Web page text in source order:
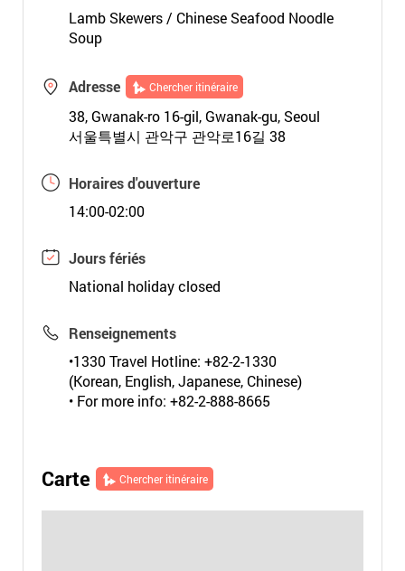
Lamb Skewers / Chinese Seafood Noodle
Soup
Adresse Chercher itinéraire
38, Gwanak-ro 16-gil, Gwanak-gu, Seoul
서울특별시 관악구 관악로16길 38
Horaires d'ouverture
14:00-02:00
Jours fériés
National holiday closed
Renseignements
•1330 Travel Hotline: +82-2-1330
(Korean, English, Japanese, Chinese)
• For more info: +82-2-888-8665
Carte Chercher itinéraire